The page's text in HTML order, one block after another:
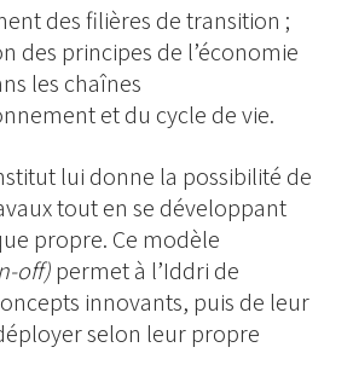
des filières de transition ;
des principes de l’économie
les chaînes
et du cycle de vie.
lui donne la possibilité de
tout en se développant
propre. Ce modèle
off)permet à l’Iddri de
innovants, puis de leur
selon leur propre